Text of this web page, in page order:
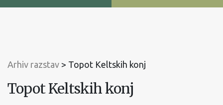
Arhiv razstav > Topot Keltskih konj
Topot Keltskih konj